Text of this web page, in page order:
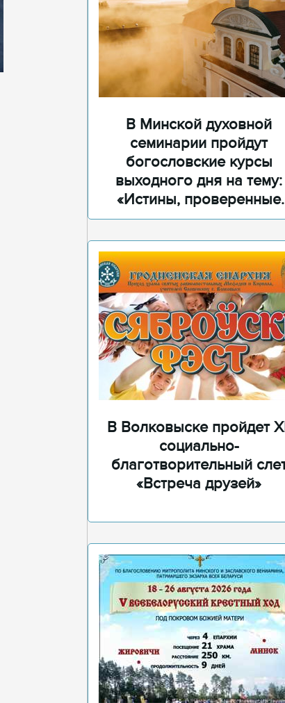
В Минской духовной
семинарии пройдут
богословские курсы
выходного дня на тему:
«Истины, проверенные
временем»
В Волковыске пройдет
социально-
благотворительный
«Встреча друзей»